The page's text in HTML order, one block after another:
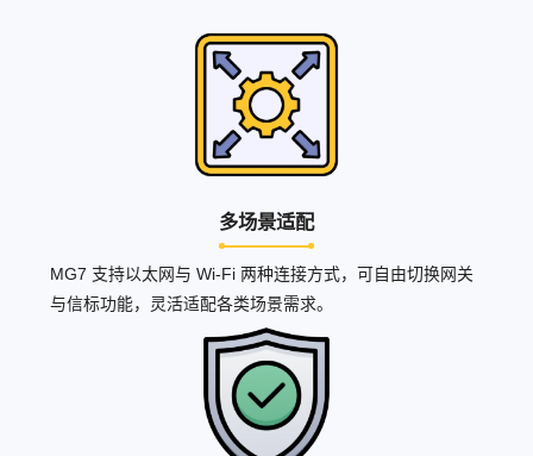
多场景适配
MG7 支持以太网与 Wi‑Fi 两种连接方式，可自由切换网关
与信标功能，灵活适配各类场景需求。